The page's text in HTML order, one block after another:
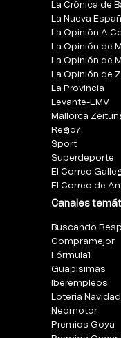
La Crónica de
La Nueva
La Opinión A
La Opinión de
La Opinión de
La Opinión de
La Provincia
Levante-EMV
Mallorca
Regio7
Sport
Superdeporte
El Correo
El Correo de
Canales
Buscando
Compramejor
Fórmula1
Guapisimas
Iberempleos
Loteria Navidad
Neomotor
Premios Goya